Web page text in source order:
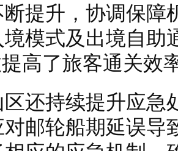
断提升，协调保障
模式及出境自助
高了旅客通关效
还持续提升应急
邮轮船期延误导